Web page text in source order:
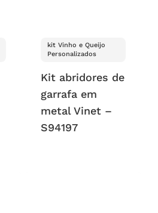
kit Vinho e Queijo
Personalizados
Kit abridores de
garrafa em
metal Vinet –
S94197